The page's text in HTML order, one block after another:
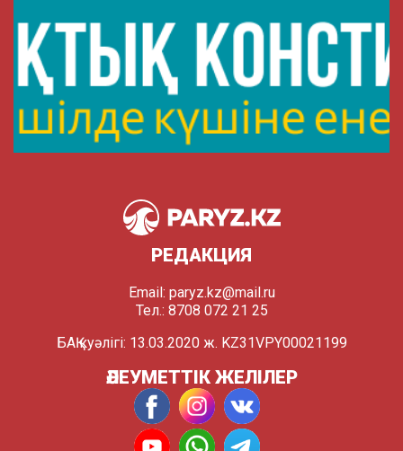
РЕДАКЦИЯ
Email: paryz.kz@mail.ru
Тел.: 8708 072 21 25
БАҚ куәлігі: 13.03.2020 ж. KZ31VPY00021199
ӘЛЕУМЕТТІК ЖЕЛІЛЕР